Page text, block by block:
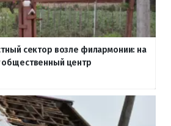
сектор возле филармонии: на
общественный центр